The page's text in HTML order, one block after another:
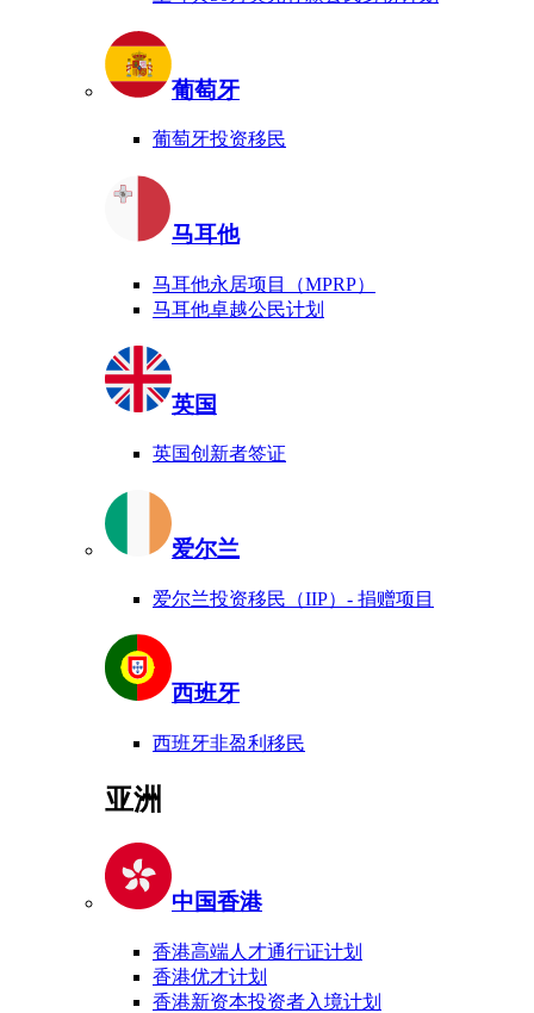
葡萄牙
葡萄牙投资移民
马耳他
马耳他永居项目（MPRP）
马耳他卓越公民计划
英国
英国创新者签证
爱尔兰
爱尔兰投资移民（IIP）- 捐赠项目
西班牙
西班牙非盈利移民
亚洲
中国香港
香港高端人才通行证计划
香港优才计划
香港新资本投资者入境计划